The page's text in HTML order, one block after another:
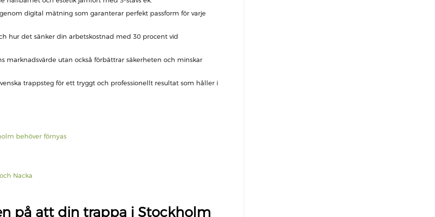
digital mätning som garanterar perfekt passform för varje
hur det sänker din arbetskostnad med 30 procent vid
marknadsvärde utan också förbättrar säkerheten och minskar
trappsteg för ett tryggt och professionellt resultat som håller i
behöver förnyas
Nacka
på att din trappa i Stockholm